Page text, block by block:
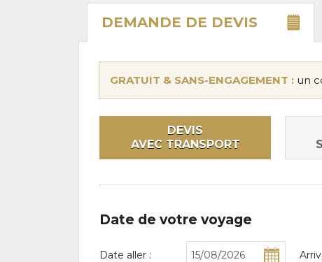
DEMANDE DE DEVIS
GRATUIT & SANS-ENGAGEMENT : un
DEVIS
AVEC TRANSPORT
Date de votre voyage
Date aller :